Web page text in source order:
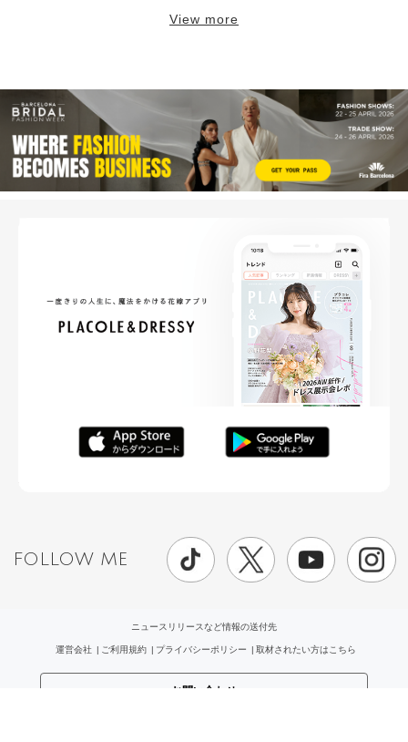
View more
FOLLOW ME
ニュースリリースなど情報の送付先
運営会社 ご利用規約 プライバシーポリシー 取材されたい方はこちら
お問い合わせ